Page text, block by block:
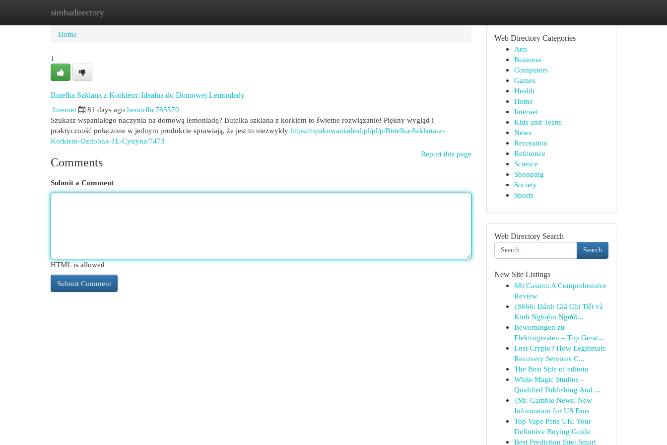
simbadirectory
Home New Site Listings
Home
1
Butelka Szklana z Korkiem: Idealna do Domowej Lemonlady
Internet
81 days ago henrirfhc785570
Szukasz wspaniałego naczynia na domową lemoniadę? Butelka szklana z korkiem to świetne rozwiązanie! Piękny wygląd i
praktyczność połączone w jednym produkcie sprawiają, że jest to niezwykły https://opakowaniadeal.pl/pl/p/Butelka-Szklana-z-
Korkiem-Ozdobna-1L-Cytryna/7473
Report this page
Comments
Submit a Comment
HTML is allowed
Web Directory Categories
Arts
Business
Computers
Games
Health
Home
Internet
Kids and Teens
News
Recreation
Reference
Science
Shopping
Society
Sports
Web Directory Search
Search
New Site Listings
88i Casino: A Comprehensive
Review
{S666: Đánh Giá Chi Tiết và
Kinh Nghiệm Người...
Bewertungen zu
Elektrogeräten – Top Gerät...
Lost Crypto? How Legitimate
Recovery Services C...
The Best Side of editoto
White Magic Studios –
Qualified Publishing And ...
{Mr. Gamble News: New
Information for US Fans
Top Vape Pens UK: Your
Definitive Buying Guide
Best Prediction Site: Smart